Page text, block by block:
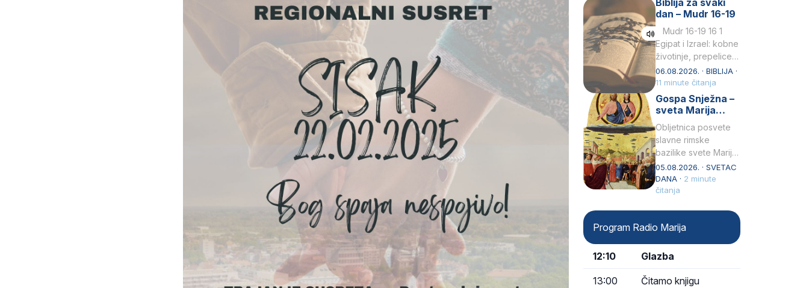
Petar u svojoj
drugoj…
Biblija za svaki
dan – Mudr 16-19
Mudr 16-19 16 1
Egipat i Izrael: kobne
životinje, prepelice
Zato bijahu
primjereno kažnjeni
sličnim životinjamai
mučeni mnoštvom
06.08.2026. · BIBLIJA ·
11 minute čitanja
Gospa Snježna –
sveta Marija
Velika, zaštitnica
rimske bazilike
Obljetnica posvete
slavne rimske
bazilike svete Marije
Velike (Santa Maria
Maggiore) u narodu
se slavi kao Gospa
05.08.2026. · SVETAC
DANA · 2 minute
čitanja
Program Radio Marija
12:10 Glazba
13:00 Čitamo knjigu